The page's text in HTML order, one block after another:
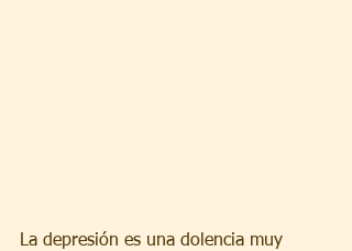
La depresión es una dolencia muy